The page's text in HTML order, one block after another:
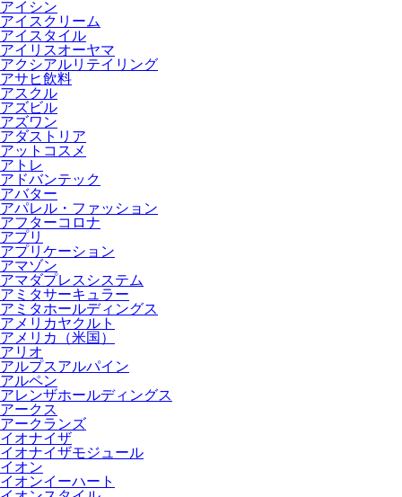
アイシン
アイスクリーム
アイスタイル
アイリスオーヤマ
アクシアルリテイリング
アサヒ飲料
アスクル
アズビル
アズワン
アダストリア
アットコスメ
アトレ
アドバンテック
アバター
アパレル・ファッション
アフターコロナ
アプリ
アプリケーション
アマゾン
アマダプレスシステム
アミタサーキュラー
アミタホールディングス
アメリカヤクルト
アメリカ（米国）
アリオ
アルプスアルパイン
アルペン
アレンザホールディングス
アークス
アークランズ
イオナイザ
イオナイザモジュール
イオン
イオンイーハート